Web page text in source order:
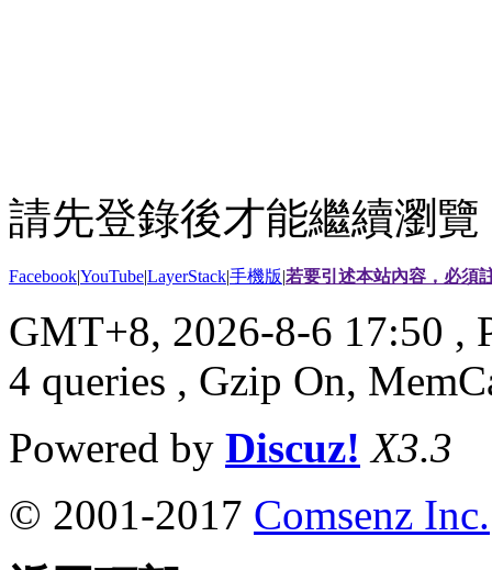
請先登錄後才能繼續瀏覽
Facebook|YouTube|LayerStack|手機版|若要引述本站內容，必須
GMT+8, 2026-8-6 17:50 ,
4 queries , Gzip On,
Powered by Discuz! X3.3
© 2001-2017 Comsenz Inc.